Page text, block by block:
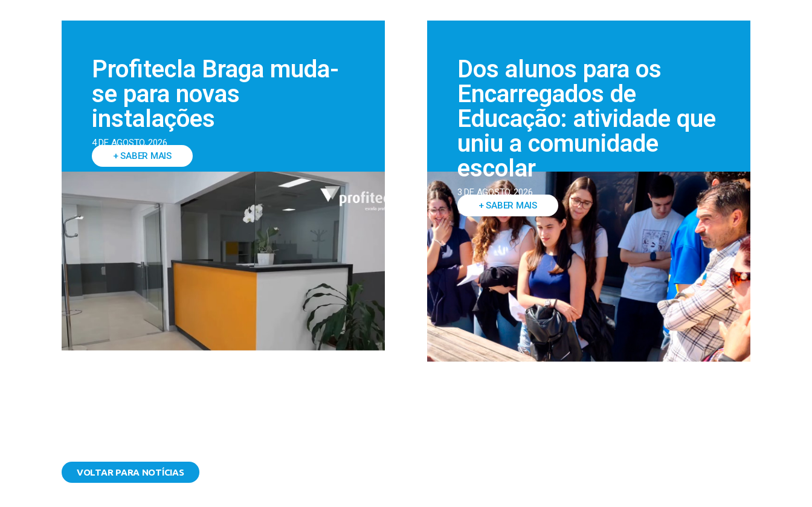
Profitecla Braga muda-
se para novas
instalações
4 DE AGOSTO, 2026
+ SABER MAIS
Dos alunos para os
Encarregados de
Educação: atividade que
uniu a comunidade
escolar
3 DE AGOSTO, 2026
+ SABER MAIS
VOLTAR PARA NOTÍCIAS